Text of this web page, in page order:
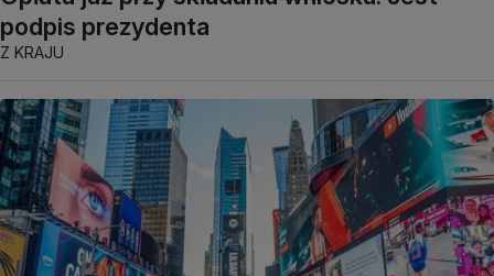
podpis prezydenta
Z KRAJU